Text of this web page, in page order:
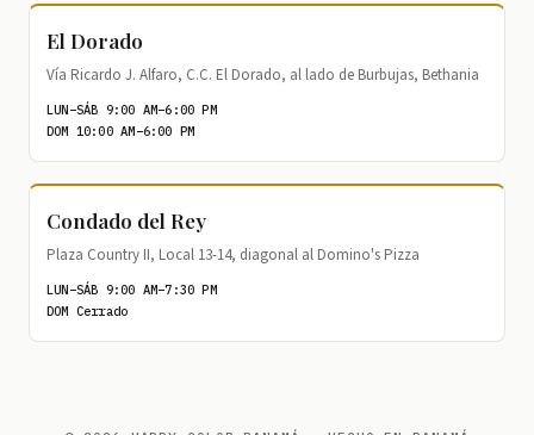
El Dorado
Vía Ricardo J. Alfaro, C.C. El Dorado, al lado de Burbujas, Bethania
LUN–SÁB 9:00 AM–6:00 PM
DOM 10:00 AM–6:00 PM
Condado del Rey
Plaza Country II, Local 13-14, diagonal al Domino's Pizza
LUN–SÁB 9:00 AM–7:30 PM
DOM Cerrado